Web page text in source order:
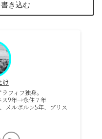
き込む
け
フィフ独身。
ス9年→永住７年
メルボルン5年、ブリス